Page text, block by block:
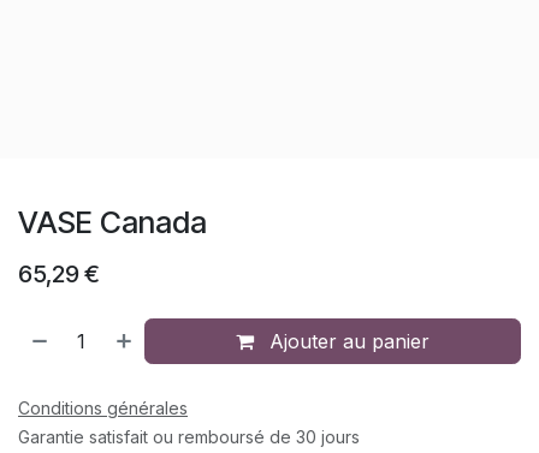
VASE Canada
65,29€
Ajouter au panier
Conditions générales
Garantie satisfait ou remboursé de 30 jours